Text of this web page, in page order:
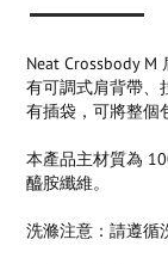
Neat Crossbody
有可調式肩背帶、
有插袋，可將整個
本產品主材質為
醯胺纖維。
洗滌注意：請遵循